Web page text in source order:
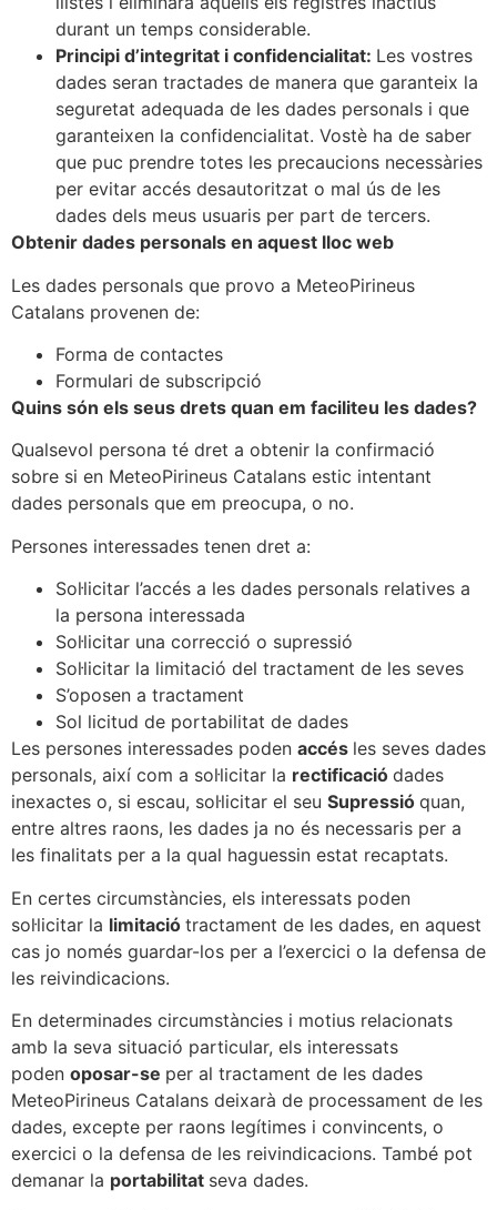
durant un temps considerable.
Principi d’integritat i confidencialitat: Les vostres
dades seran tractades de manera que garanteix la
seguretat adequada de les dades personals i que
garanteixen la confidencialitat. Vostè ha de saber
que puc prendre totes les precaucions necessàries
per evitar accés desautoritzat o mal ús de les
dades dels meus usuaris per part de tercers.
Obtenir dades personals en aquest lloc web
Les dades personals que provo a MeteoPirineus
Catalans provenen de:
Forma de contactes
Formulari de subscripció
Quins són els seus drets quan em faciliteu les dades?
Qualsevol persona té dret a obtenir la confirmació
sobre si en MeteoPirineus Catalans estic intentant
dades personals que em preocupa, o no.
Persones interessades tenen dret a:
Sol·licitar l’accés a les dades personals relatives a
la persona interessada
Sol·licitar una correcció o supressió
Sol·licitar la limitació del tractament de les seves
S’oposen a tractament
Sol licitud de portabilitat de dades
Les persones interessades poden accés les seves dades
personals, així com a sol·licitar la rectificació dades
inexactes o, si escau, sol·licitar el seu Supressió quan,
entre altres raons, les dades ja no és necessaris per a
les finalitats per a la qual haguessin estat recaptats.
En certes circumstàncies, els interessats poden
sol·licitar la limitació tractament de les dades, en aquest
cas jo només guardar-los per a l’exercici o la defensa de
les reivindicacions.
En determinades circumstàncies i motius relacionats
amb la seva situació particular, els interessats
poden oposar-se per al tractament de les dades
MeteoPirineus Catalans deixarà de processament de les
dades, excepte per raons legítimes i convincents, o
exercici o la defensa de les reivindicacions. També pot
demanar la portabilitat seva dades.